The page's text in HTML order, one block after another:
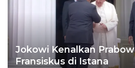
Jokowi Kenalkan
Fransiskus di Istana